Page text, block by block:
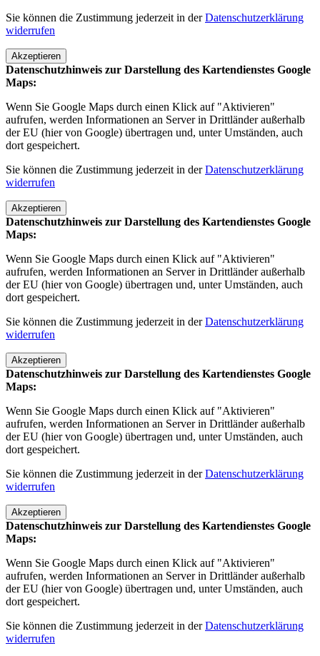
Sie können die Zustimmung jederzeit in derDatenschutzerklärung
widerrufen
Akzeptieren
Datenschutzhinweis zur Darstellung des Kartendienstes Google
Maps:
Wenn Sie Google Maps durch einen Klick auf "Aktivieren"
aufrufen, werden Informationen an Server in Drittländer außerhalb
der EU (hier von Google) übertragen und, unter Umständen, auch
dort gespeichert.
Sie können die Zustimmung jederzeit in derDatenschutzerklärung
widerrufen
Akzeptieren
Datenschutzhinweis zur Darstellung des Kartendienstes Google
Maps:
Wenn Sie Google Maps durch einen Klick auf "Aktivieren"
aufrufen, werden Informationen an Server in Drittländer außerhalb
der EU (hier von Google) übertragen und, unter Umständen, auch
dort gespeichert.
Sie können die Zustimmung jederzeit in derDatenschutzerklärung
widerrufen
Akzeptieren
Datenschutzhinweis zur Darstellung des Kartendienstes Google
Maps:
Wenn Sie Google Maps durch einen Klick auf "Aktivieren"
aufrufen, werden Informationen an Server in Drittländer außerhalb
der EU (hier von Google) übertragen und, unter Umständen, auch
dort gespeichert.
Sie können die Zustimmung jederzeit in derDatenschutzerklärung
widerrufen
Akzeptieren
Datenschutzhinweis zur Darstellung des Kartendienstes Google
Maps:
Wenn Sie Google Maps durch einen Klick auf "Aktivieren"
aufrufen, werden Informationen an Server in Drittländer außerhalb
der EU (hier von Google) übertragen und, unter Umständen, auch
dort gespeichert.
Sie können die Zustimmung jederzeit in derDatenschutzerklärung
widerrufen